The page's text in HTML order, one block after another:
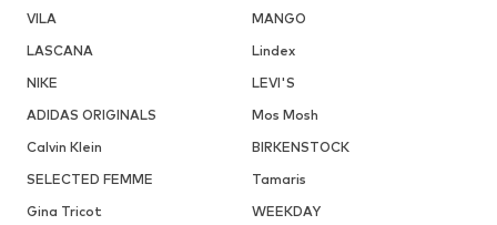
VILA
MANGO
LASCANA
Lindex
NIKE
LEVI'S
ADIDAS ORIGINALS
Mos Mosh
Calvin Klein
BIRKENSTOCK
SELECTED FEMME
Tamaris
Gina Tricot
WEEKDAY